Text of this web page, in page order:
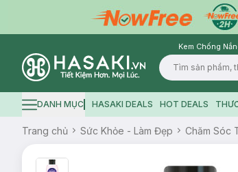
Kem Chống
Logo
Hamburger icon
DANH MỤC HASAKI DEALS HOT DEALS
Trang chủ Sức Khỏe - Làm Đẹp Chăm Sóc